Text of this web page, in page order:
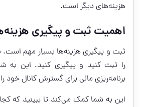
هزینه‌های دیگر است.
اهمیت ثبت و پیگیری
ثبت و پیگیری هزینه‌ها بسیار مهم است.
را ثبت کنید و پیگیری کنید. این به
برنامه‌ریزی مالی برای گسترش کانال خود
این به شما کمک می‌کند تا ببینید که